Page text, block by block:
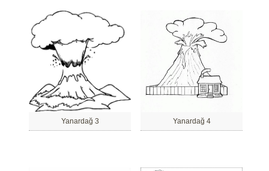
Yanardağ 3 Yanardağ 4